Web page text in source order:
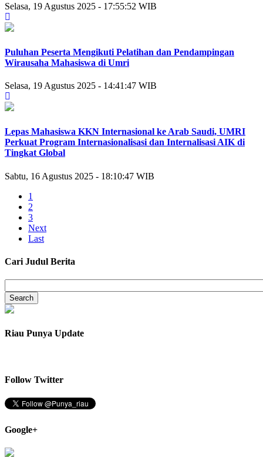
Selasa, 19 Agustus 2025 - 17:55:52 WIB
Puluhan Peserta Mengikuti Pelatihan dan Pendampingan
Wirausaha Mahasiswa di Umri
Selasa, 19 Agustus 2025 - 14:41:47 WIB
Lepas Mahasiswa KKN Internasional ke Arab Saudi, UMRI
Perkuat Program Internasionalisasi dan Internalisasi AIK di
Tingkat Global
Sabtu, 16 Agustus 2025 - 18:10:47 WIB
1
2
3
Next
Last
Cari Judul Berita
Riau Punya Update
Follow Twitter
Google+